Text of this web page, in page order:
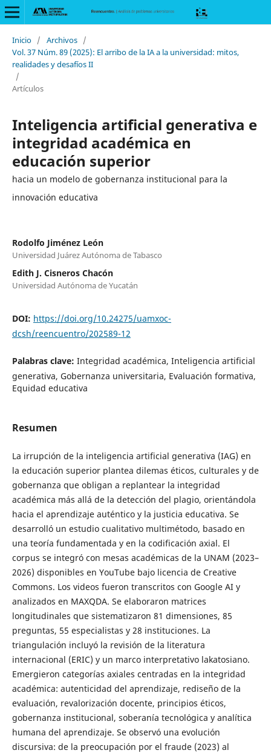
Inicio / Archivos /
Vol. 37 Núm. 89 (2025): El arribo de la IA a la universidad: mitos,
realidades y desafíos II
/
Artículos
Inteligencia artificial generativa e
integridad académica en
educación superior
hacia un modelo de gobernanza institucional para la
innovación educativa
Rodolfo Jiménez León
Universidad Juárez Autónoma de Tabasco
Edith J. Cisneros Chacón
Universidad Autónoma de Yucatán
DOI: https://doi.org/10.24275/uamxoc-
dcsh/reencuentro/202589-12
Palabras clave: Integridad académica, Inteligencia artificial
generativa, Gobernanza universitaria, Evaluación formativa,
Equidad educativa
Resumen
La irrupción de la inteligencia artificial generativa (IAG) en
la educación superior plantea dilemas éticos, culturales y de
gobernanza que obligan a replantear la integridad
académica más allá de la detección del plagio, orientándola
hacia el aprendizaje auténtico y la justicia educativa. Se
desarrolló un estudio cualitativo multimétodo, basado en
una teoría fundamentada y en la codificación axial. El
corpus se integró con mesas académicas de la UNAM (2023–
2026) disponibles en YouTube bajo licencia de Creative
Commons. Los videos fueron transcritos con Google AI y
analizados en MAXQDA. Se elaboraron matrices
longitudinales que sistematizaron 81 dimensiones, 85
preguntas, 55 especialistas y 28 instituciones. La
triangulación incluyó la revisión de la literatura
internacional (ERIC) y un marco interpretativo lakatosiano.
Emergieron categorías axiales centradas en la integridad
académica: autenticidad del aprendizaje, rediseño de la
evaluación, revalorización docente, principios éticos,
gobernanza institucional, soberanía tecnológica y analítica
humana del aprendizaje. Se observó una evolución
discursiva: de la preocupación por el fraude (2023) al